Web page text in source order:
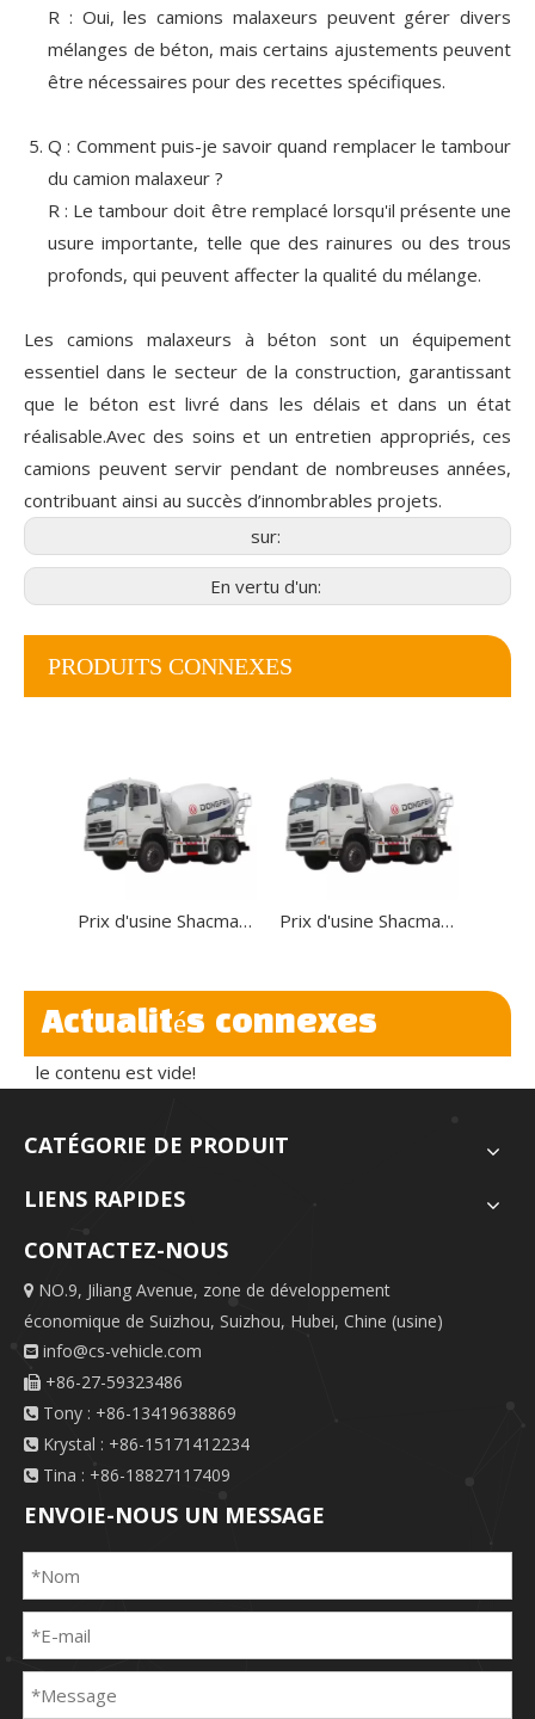
R : Oui, les camions malaxeurs peuvent gérer divers
mélanges de béton, mais certains ajustements peuvent
être nécessaires pour des recettes spécifiques.
Q : Comment puis-je savoir quand remplacer le tambour
du camion malaxeur ?
R : Le tambour doit être remplacé lorsqu'il présente une
usure importante, telle que des rainures ou des trous
profonds, qui peuvent affecter la qualité du mélange.
Les camions malaxeurs à béton sont un équipement
essentiel dans le secteur de la construction, garantissant
que le béton est livré dans les délais et dans un état
réalisable.Avec des soins et un entretien appropriés, ces
camions peuvent servir pendant de nombreuses années,
contribuant ainsi au succès d’innombrables projets.
sur:
En vertu d'un:
PRODUITS CONNEXES
Prix ​​d'usine Shacman F3000 10 CBM bétonnière camion-citerne Prix ​​d'usine Shacman F3000 10 CBM bétonnière camion-citerne
Actualités connexes
le contenu est vide!
CATÉGORIE DE PRODUIT
LIENS RAPIDES
CONTACTEZ-NOUS
 NO.9, Jiliang Avenue, zone de développement
économique de Suizhou, Suizhou, Hubei, Chine (usine)
 info@cs-vehicle.com
 +86-27-59323486
 Tony : +86-13419638869
 Krystal : +86-15171412234
 Tina : +86-18827117409
ENVOIE-NOUS UN MESSAGE